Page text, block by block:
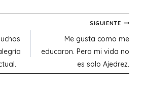
SIGUIENTE
Me gusta como me
educaron. Pero mi vida no
es solo Ajedrez.